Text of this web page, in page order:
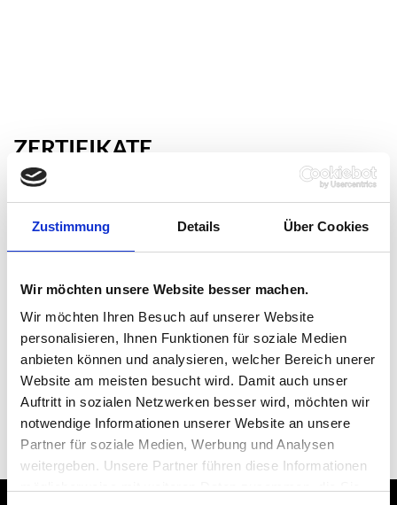
Zustimmung Details Über Cookies
Wir möchten unsere Website besser machen.
Wir möchten Ihren Besuch auf unserer Website
personalisieren, Ihnen Funktionen für soziale Medien
anbieten können und analysieren, welcher Bereich unerer
Website am meisten besucht wird. Damit auch unser
Auftritt in sozialen Netzwerken besser wird, möchten wir
notwendige Informationen unserer Website an unsere
Partner für soziale Medien, Werbung und Analysen
weitergeben. Unsere Partner führen diese Informationen
ZERTIFIKATE
ISO 14001:2015 151 KB
Siegel der BSFZ 74 KB